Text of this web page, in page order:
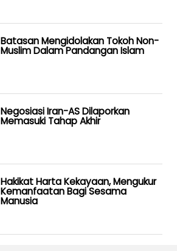
Batasan Mengidolakan Tokoh Non-
Muslim Dalam Pandangan Islam
Negosiasi Iran-AS Dilaporkan
Memasuki Tahap Akhir
Hakikat Harta Kekayaan, Mengukur
Kemanfaatan Bagi Sesama
Manusia